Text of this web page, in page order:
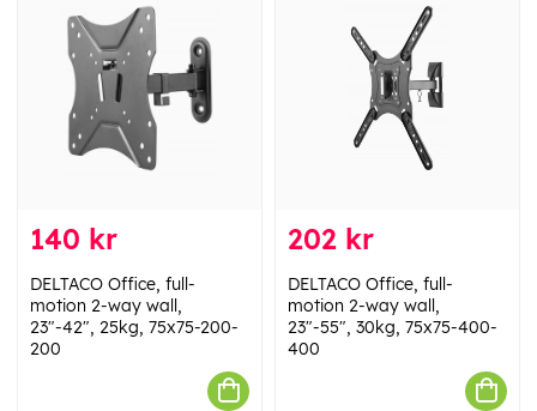
140 kr
DELTACO Office, full-
motion 2-way wall,
23"-42", 25kg, 75x75-200-
200
202 kr
DELTACO Office, full-
motion 2-way wall,
23"-55", 30kg, 75x75-400-
400